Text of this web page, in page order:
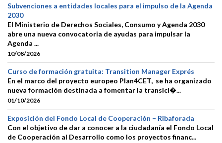
Subvenciones a entidades locales para el impulso de la Agenda
2030
El Ministerio de Derechos Sociales, Consumo y Agenda 2030
abre una nueva convocatoria de ayudas para impulsar la
Agenda ...
10/08/2026
Curso de formación gratuita: Transition Manager Exprés
En el marco del proyecto europeo Plan4CET, se ha organizado
nueva formación destinada a fomentar la transici�...
01/10/2026
Exposición del Fondo Local de Cooperación – Ribaforada
Con el objetivo de dar a conocer a la ciudadanía el Fondo Local
de Cooperación al Desarrollo como los proyectos financ...